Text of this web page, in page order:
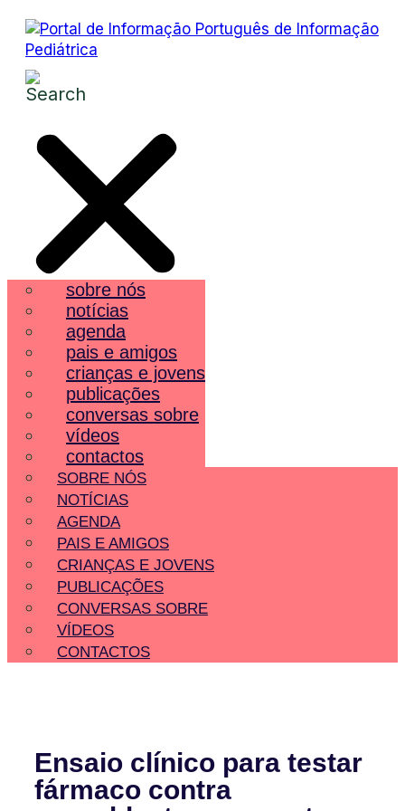
sobre nós
notícias
agenda
pais e amigos
crianças e jovens
publicações
conversas sobre
vídeos
contactos
SOBRE NÓS
NOTÍCIAS
AGENDA
PAIS E AMIGOS
CRIANÇAS E JOVENS
PUBLICAÇÕES
CONVERSAS SOBRE
VÍDEOS
CONTACTOS
Ensaio clínico para testar
fármaco contra